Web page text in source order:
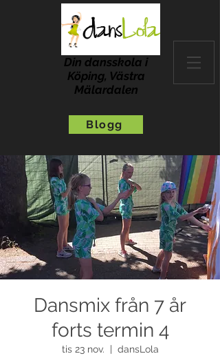
Din dansskola i
Köping, Västra
Mälardalen
Blogg
Dansmix från 7 år
forts termin 4
tis 23 nov. dansLola